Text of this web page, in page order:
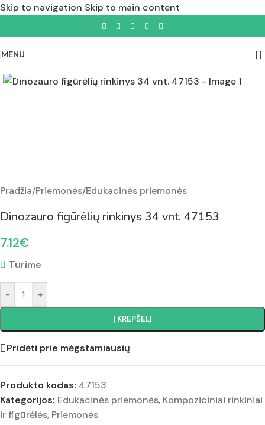
Skip to navigation Skip to main content
MENU
Pradžia/Priemonės/Edukacinės priemonės
Dinozauro figūrėlių rinkinys 34 vnt. 47153
7.12€
Turime
- +
Į KREPŠELĮ
Pridėti prie mėgstamiausių
Produkto kodas: 47153
Kategorijos: Edukacinės priemonės, Kompoziciniai rinkiniai
ir figūrėlės, Priemonės